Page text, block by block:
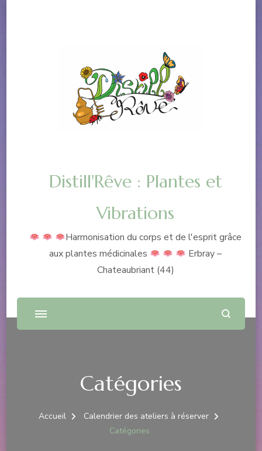
Distill'Rêve : Plantes et
Vibrations
Harmonisation du corps et de l'esprit grâce
aux plantes médicinales
Erbray –
Chateaubriant (44)
Catégories
Accueil
Calendrier des ateliers à réserver
Catégories